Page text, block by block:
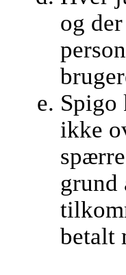
og
Spigo
ikke
grund
betalt